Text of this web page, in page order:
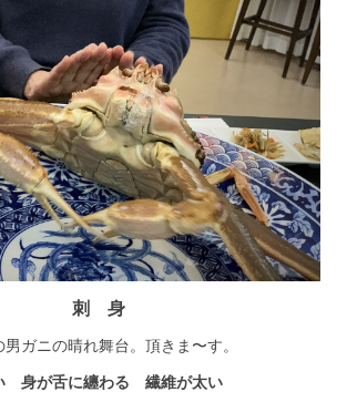
刺 身
男ガニの晴れ舞台。頂きま〜す。
身が舌に纏わる 繊維が太い